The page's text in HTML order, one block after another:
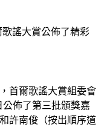
歌謠大賞公佈了精彩
首爾歌謠大賞組委會
公佈了第三批頒獎嘉
許南俊（按出順序道